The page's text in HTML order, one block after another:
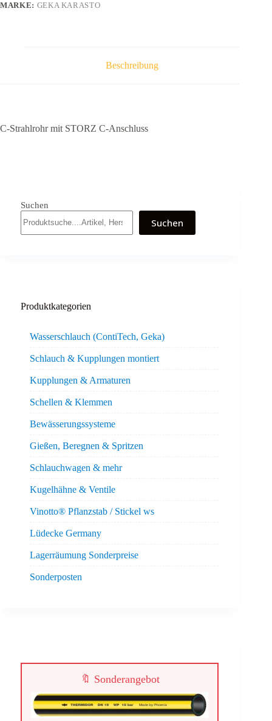
MARKE: GEKA KARASTO
Beschreibung
C-Strahlrohr mit STORZ C-Anschluss
Suchen
Suchen
Produktkategorien
Wasserschlauch (ContiTech, Geka)
Schlauch & Kupplungen montiert
Kupplungen & Armaturen
Schellen & Klemmen
Bewässerungssysteme
Gießen, Beregnen & Spritzen
Schlauchwagen & mehr
Kugelhähne & Ventile
Vinotto® Pflanzstab / Stickel ws
Lüdecke Germany
Lagerräumung Sonderpreise
Sonderposten
🔖 Sonderangebot